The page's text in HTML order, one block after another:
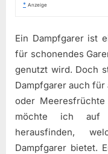
* Anzeige
Ein Dampfgarer ist
für schonendes
genutzt wird. Doch
Dampfgarer auch für
oder
möchte ich auf
herausfinden,
Dampfgarer bietet.